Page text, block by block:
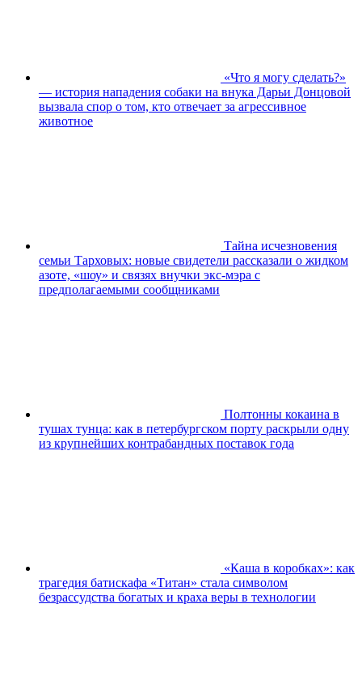
«Что я могу сделать?»
— история нападения собаки на внука Дарьи Донцовой
вызвала спор о том, кто отвечает за агрессивное
животное
Тайна исчезновения
семьи Тарховых: новые свидетели рассказали о жидком
азоте, «шоу» и связях внучки экс-мэра с
предполагаемыми сообщниками
Полтонны кокаина в
тушах тунца: как в петербургском порту раскрыли одну
из крупнейших контрабандных поставок года
«Каша в коробках»: как
трагедия батискафа «Титан» стала символом
безрассудства богатых и краха веры в технологии